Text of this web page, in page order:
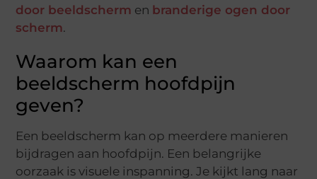
door beeldscherm en branderige ogen door
scherm.
Waarom kan een
beeldscherm hoofdpijn
geven?
Een beeldscherm kan op meerdere manieren
bijdragen aan hoofdpijn. Een belangrijke
oorzaak is visuele inspanning. Je kijkt lang naar